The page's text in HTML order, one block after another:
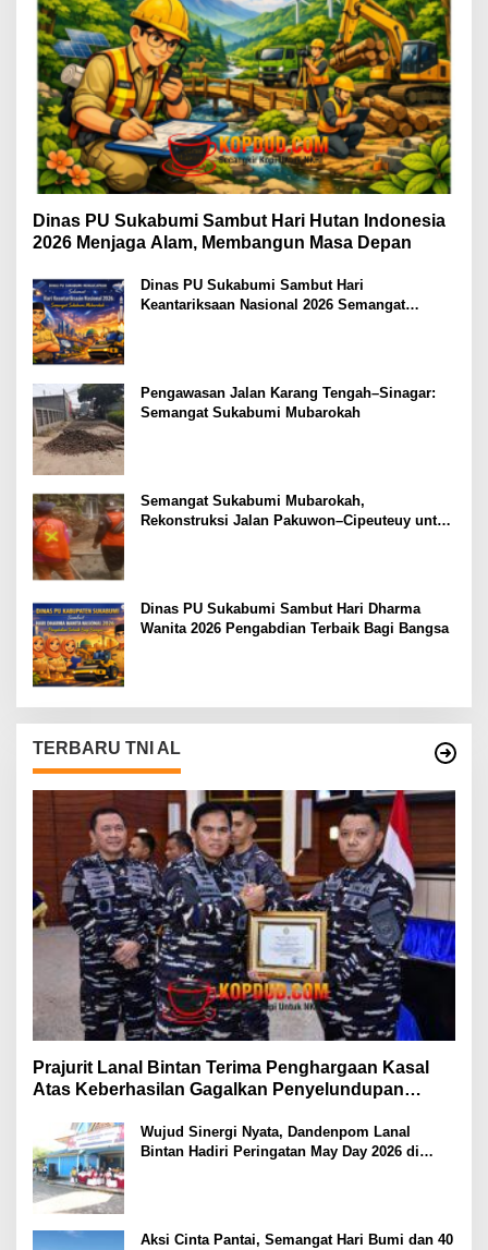
Dinas PU Sukabumi Sambut Hari Hutan Indonesia
2026 Menjaga Alam, Membangun Masa Depan
Dinas PU Sukabumi Sambut Hari
Keantariksaan Nasional 2026 Semangat
Pengawasan Jalan Karang Tengah–Sinagar:
Semangat Sukabumi Mubarokah
Semangat Sukabumi Mubarokah,
Rekonstruksi Jalan Pakuwon–Cipeuteuy untuk
Dinas PU Sukabumi Sambut Hari Dharma
Wanita 2026 Pengabdian Terbaik Bagi Bangsa
TERBARU TNI AL
Prajurit Lanal Bintan Terima Penghargaan Kasal
Atas Keberhasilan Gagalkan Penyelundupan
Wujud Sinergi Nyata, Dandenpom Lanal
Bintan Hadiri Peringatan May Day 2026 di
Aksi Cinta Pantai, Semangat Hari Bumi dan 40